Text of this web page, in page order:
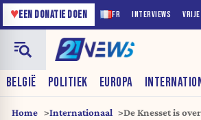
FR INTERVIEWS
♥EEN DONATIE DOEN
BELGIË POLITIEK EUROPA
Home Internationaal
De Knesset is